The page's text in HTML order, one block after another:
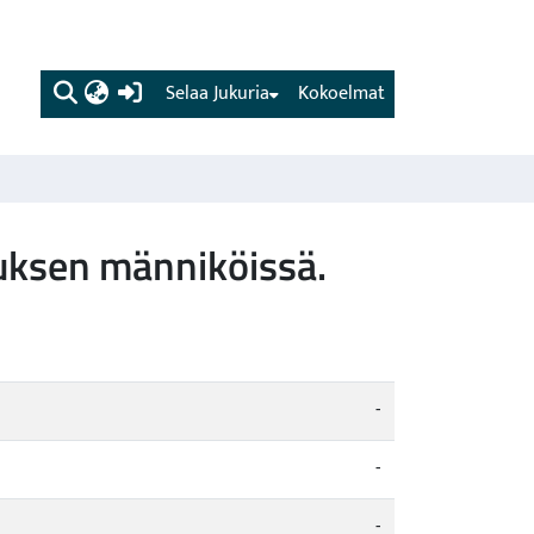
(current) Kokoelmat
Selaa Jukuria
männiköissä.
-
-
-